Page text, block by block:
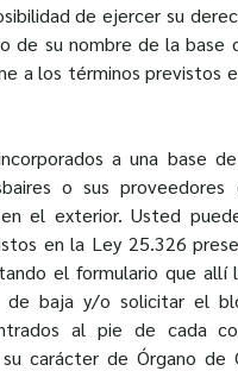
de ejercer su
de su nombre de la base
a los términos previstos
a una base
o sus
el exterior. Usted
en la Ley 25.326
el formulario que
de baja y/o solicitar el
al pie de cada
su carácter de Órgano